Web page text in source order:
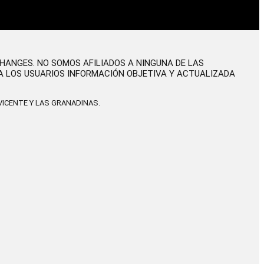
NO SOMOS AFILIADOS A NINGUNA DE LAS
LOS USUARIOS INFORMACIÓN OBJETIVA Y ACTUALIZADA
Y LAS GRANADINAS.